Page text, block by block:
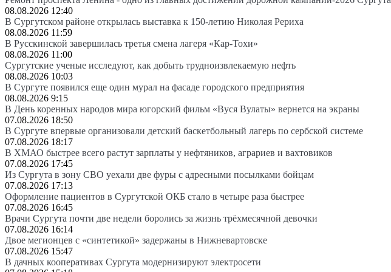
08.08.2026 12:40
В Сургутском районе открылась выставка к 150-летию Николая Рериха
08.08.2026 11:59
В Русскинской завершилась третья смена лагеря «Кар-Тохи»
08.08.2026 11:00
Сургутские ученые исследуют, как добыть трудноизвлекаемую нефть
08.08.2026 10:03
В Сургуте появился еще один мурал на фасаде городского предприятия
08.08.2026 9:15
В День коренных народов мира югорский фильм «Вуся Вулаты» вернется на экраны
07.08.2026 18:50
В Сургуте впервые организовали детский баскетбольный лагерь по сербской системе
07.08.2026 18:17
В ХМАО быстрее всего растут зарплаты у нефтяников, аграриев и вахтовиков
07.08.2026 17:45
Из Сургута в зону СВО уехали две фуры с адресными посылками бойцам
07.08.2026 17:13
Оформление пациентов в Сургутской ОКБ стало в четыре раза быстрее
07.08.2026 16:45
Врачи Сургута почти две недели боролись за жизнь трёхмесячной девочки
07.08.2026 16:14
Двое мегионцев с «синтетикой» задержаны в Нижневартовске
07.08.2026 15:47
В дачных кооперативах Сургута модернизируют электросети